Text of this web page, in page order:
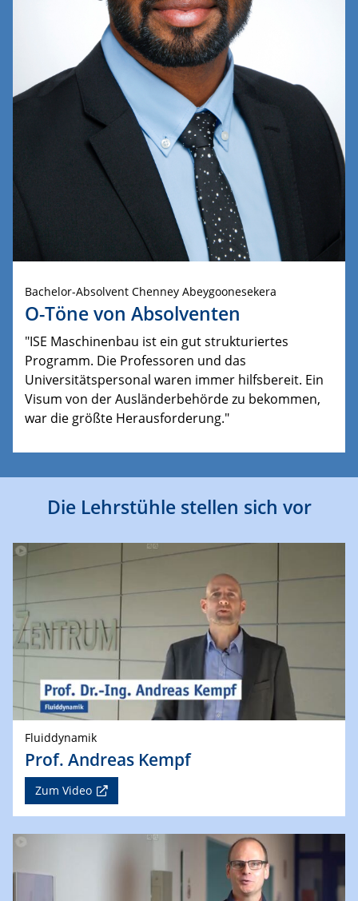
Bachelor-Absolvent Chenney Abeygoonesekera
O-Töne von Absolventen
"ISE Maschinenbau ist ein gut strukturiertes
Programm. Die Professoren und das
Universitätspersonal waren immer hilfsbereit. Ein
Visum von der Ausländerbehörde zu bekommen,
war die größte Herausforderung."
Die Lehrstühle stellen sich vor
Fluiddynamik
Prof. Andreas Kempf
Zum Video